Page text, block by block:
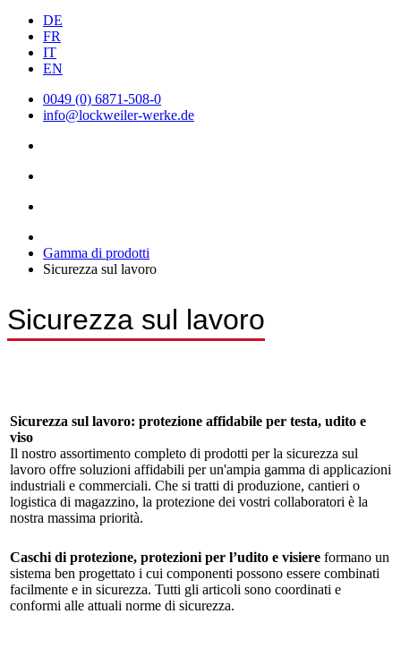
DE
FR
IT
EN
0049 (0) 6871-508-0
info@lockweiler-werke.de
Gamma di prodotti
Sicurezza sul lavoro
Sicurezza sul lavoro
Sicurezza sul lavoro: protezione affidabile per testa, udito e
viso
Il nostro assortimento completo di prodotti per la sicurezza sul
lavoro offre soluzioni affidabili per un'ampia gamma di applicazioni
industriali e commerciali. Che si tratti di produzione, cantieri o
logistica di magazzino, la protezione dei vostri collaboratori è la
nostra massima priorità.
Caschi di protezione, protezioni per l’udito e visiere formano un
sistema ben progettato i cui componenti possono essere combinati
facilmente e in sicurezza. Tutti gli articoli sono coordinati e
conformi alle attuali norme di sicurezza.